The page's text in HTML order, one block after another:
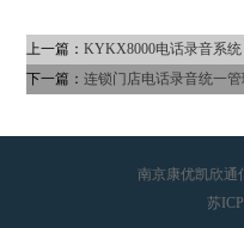
上一篇：KYKX8000电话录音系统
下一篇：连锁门店电话录音统一
南京康优凯欣通
苏